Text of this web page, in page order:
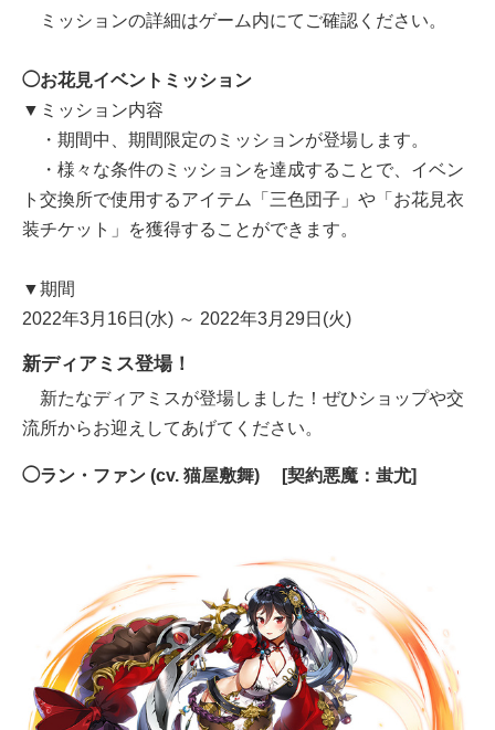
ミッションの詳細はゲーム内にてご確認ください。
◯お花見イベントミッション
▼ミッション内容
・期間中、期間限定のミッションが登場します。
・様々な条件のミッションを達成することで、イベン
ト交換所で使用するアイテム「三色団子」や「お花見衣
装チケット」を獲得することができます。
▼期間
2022年3月16日(水) ～ 2022年3月29日(火)
新ディアミス登場！
新たなディアミスが登場しました！ぜひショップや交
流所からお迎えしてあげてください。
◯ラン・ファン (cv. 猫屋敷舞) [契約悪魔：蚩尤]